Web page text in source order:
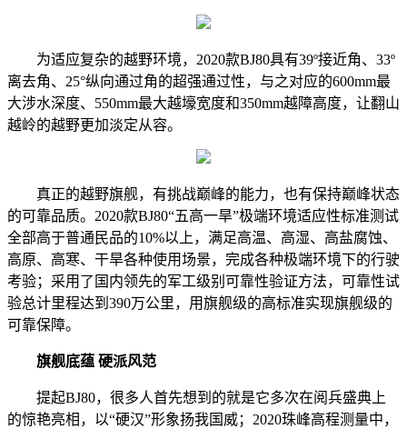
为适应复杂的越野环境，2020款BJ80具有39º接近角、33º
离去角、25°纵向通过角的超强通过性，与之对应的600mm最
大涉水深度、550mm最大越壕宽度和350mm越障高度，让翻山
越岭的越野更加淡定从容。
真正的越野旗舰，有挑战巅峰的能力，也有保持巅峰状态
的可靠品质。2020款BJ80“五高一旱”极端环境适应性标准测试
全部高于普通民品的10%以上，满足高温、高湿、高盐腐蚀、
高原、高寒、干旱各种使用场景，完成各种极端环境下的行驶
考验；采用了国内领先的军工级别可靠性验证方法，可靠性试
验总计里程达到390万公里，用旗舰级的高标准实现旗舰级的
可靠保障。
旗舰底蕴 硬派风范
提起BJ80，很多人首先想到的就是它多次在阅兵盛典上
的惊艳亮相，以“硬汉”形象扬我国威；2020珠峰高程测量中，